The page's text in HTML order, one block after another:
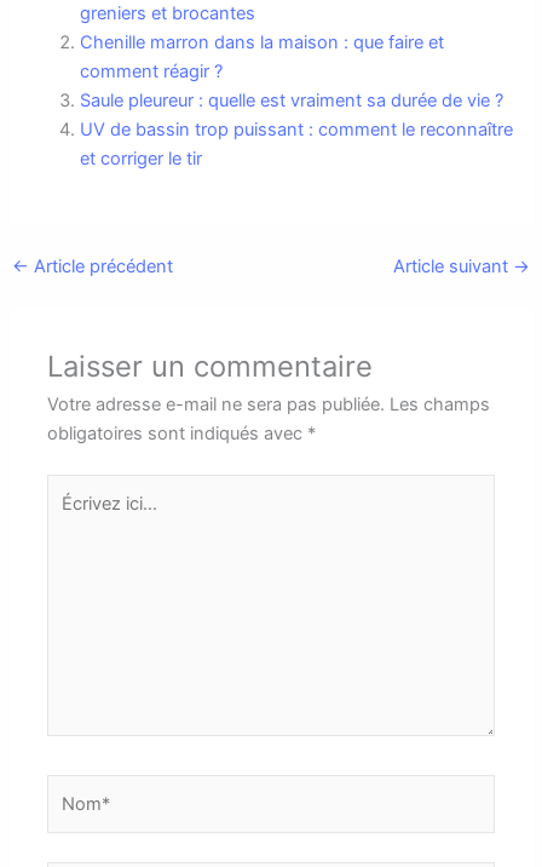
greniers et brocantes
Chenille marron dans la maison : que faire et
comment réagir ?
Saule pleureur : quelle est vraiment sa durée de vie ?
UV de bassin trop puissant : comment le reconnaître
et corriger le tir
← Article précédent Article suivant →
Laisser un commentaire
Votre adresse e-mail ne sera pas publiée. Les champs
obligatoires sont indiqués avec *
Écrivez
ici…